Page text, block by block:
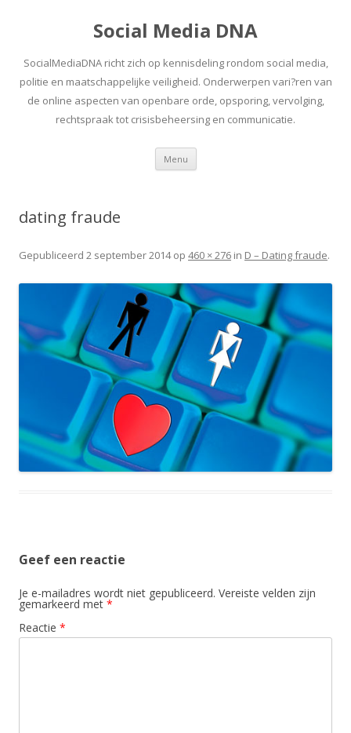
Social Media DNA
SocialMediaDNA richt zich op kennisdeling rondom social media,
politie en maatschappelijke veiligheid. Onderwerpen vari?ren van
de online aspecten van openbare orde, opsporing, vervolging,
rechtspraak tot crisisbeheersing en communicatie.
Menu Spring
inhoud
dating fraude
Gepubliceerd 2 september 2014op 460 × 276 in D – Dating fraude.
Geef een reactie
Je e-mailadres wordt niet gepubliceerd. Vereiste velden zijn
gemarkeerd met *
Reactie *